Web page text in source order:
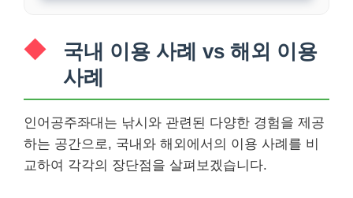
국내 이용 사례 vs 해외 이용
사례
인어공주좌대는 낚시와 관련된 다양한 경험을 제공
하는 공간으로, 국내와 해외에서의 이용 사례를 비
교하여 각각의 장단점을 살펴보겠습니다.